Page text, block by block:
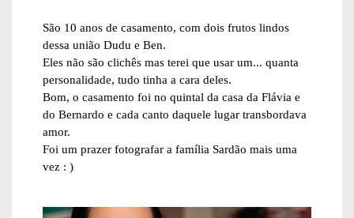
São 10 anos de casamento, com dois frutos lindos
dessa união Dudu e Ben.
Eles não são clichês mas terei que usar um... quanta
personalidade, tudo tinha a cara deles.
Bom, o casamento foi no quintal da casa da Flávia e
do Bernardo e cada canto daquele lugar transbordava
amor.
Foi um prazer fotografar a família Sardão mais uma
vez : )